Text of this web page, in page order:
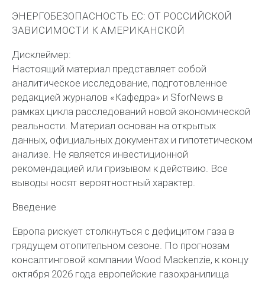
ЭНЕРГОБЕЗОПАСНОСТЬ ЕС: ОТ РОССИЙСКОЙ
ЗАВИСИМОСТИ К АМЕРИКАНСКОЙ
Дисклеймер:
Настоящий материал представляет собой
аналитическое исследование, подготовленное
редакцией журналов «Кафедра» и SforNews в
рамках цикла расследований новой экономической
реальности. Материал основан на открытых
данных, официальных документах и гипотетическом
анализе. Не является инвестиционной
рекомендацией или призывом к действию. Все
выводы носят вероятностный характер.
Введение
Европа рискует столкнуться с дефицитом газа в
грядущем отопительном сезоне. По прогнозам
консалтинговой компании Wood Mackenzie, к концу
октября 2026 года европейские газохранилища